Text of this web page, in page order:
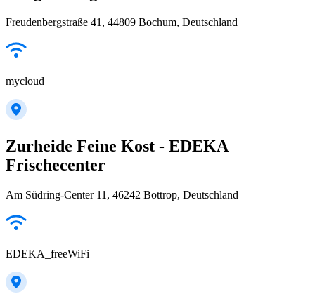
Freudenbergstraße 41, 44809 Bochum, Deutschland
mycloud
Zurheide Feine Kost - EDEKA
Frischecenter
Am Südring-Center 11, 46242 Bottrop, Deutschland
EDEKA_freeWiFi